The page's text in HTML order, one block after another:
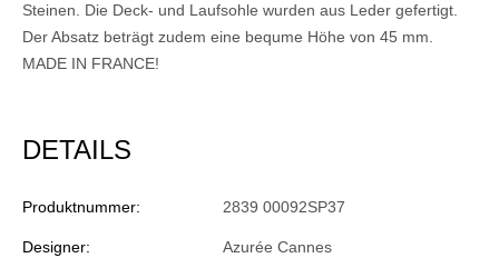
Steinen. Die Deck- und Laufsohle wurden aus Leder gefertigt.
Der Absatz beträgt zudem eine bequme Höhe von 45 mm.
MADE IN FRANCE!
DETAILS
Produktnummer: 2839 00092SP37
Designer: Azurée Cannes